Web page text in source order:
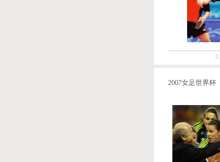
2007女足世界杯